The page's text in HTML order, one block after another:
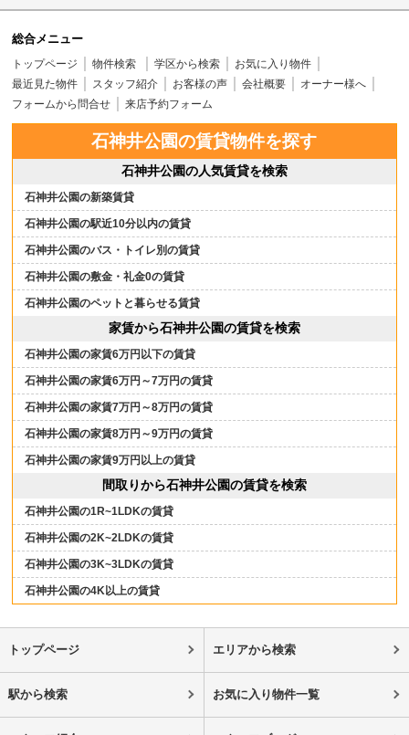
総合メニュー
トップページ 物件検索 学区から検索
お気に入り物件
最近見た物件
スタッフ紹介 お客様の声 会社概要
オーナー様へ
フォームから問合せ
来店予約フォーム
石神井公園の賃貸物件を探す
石神井公園の人気賃貸を検索
石神井公園の新築賃貸
石神井公園の駅近10分以内の賃貸
石神井公園のバス・トイレ別の賃貸
石神井公園の敷金・礼金0の賃貸
石神井公園のペットと暮らせる賃貸
家賃から石神井公園の賃貸を検索
石神井公園の家賃6万円以下の賃貸
石神井公園の家賃6万円～7万円の賃貸
石神井公園の家賃7万円～8万円の賃貸
石神井公園の家賃8万円～9万円の賃貸
石神井公園の家賃9万円以上の賃貸
間取りから石神井公園の賃貸を検索
石神井公園の1R~1LDKの賃貸
石神井公園の2K~2LDKの賃貸
石神井公園の3K~3LDKの賃貸
石神井公園の4K以上の賃貸
トップページ エリアから検索
駅から検索 お気に入り物件一覧